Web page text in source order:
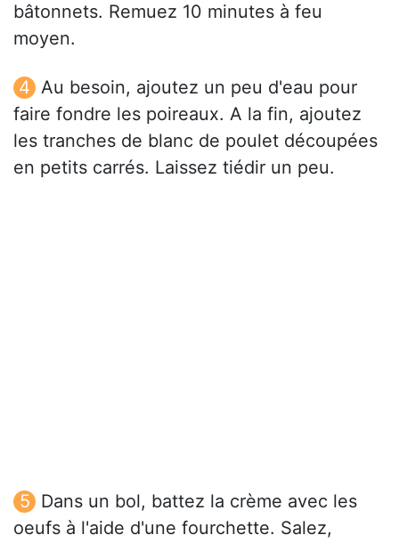
bâtonnets. Remuez 10 minutes à feu
moyen.
Au besoin, ajoutez un peu d'eau pour
faire fondre les poireaux. A la fin, ajoutez
les tranches de blanc de poulet découpées
en petits carrés. Laissez tiédir un peu.
Dans un bol, battez la crème avec les
oeufs à l'aide d'une fourchette. Salez,